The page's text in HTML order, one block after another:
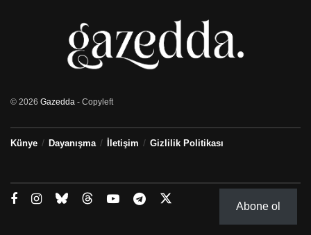
© 2026 Gazedda - Copyleft
Künye Dayanışma İletişim Gizlilik Politikası
Abone ol